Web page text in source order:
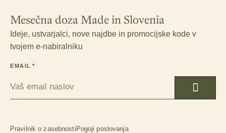
Mesečna doza Made in Slovenia
Ideje, ustvarjalci, nove najdbe in promocijske kode v
tvojem e-nabiralniku
EMAIL
Pravilnik o zasebnosti Pogoji poslovanja